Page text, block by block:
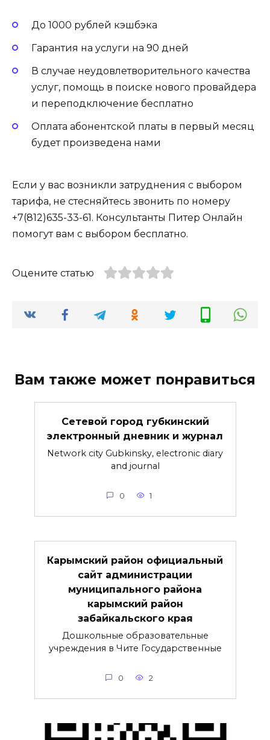
До 1000 рублей кэшбэка
Гарантия на услуги на 90 дней
В случае неудовлетворительного качества
услуг, помощь в поиске нового провайдера
и переподключение бесплатно
Оплата абонентской платы в первый месяц
будет произведена нами
Если у вас возникли затруднения с выбором
тарифа, не стесняйтесь звонить по номеру
+7(812)635-33-61. Консультанты Питер Онлайн
помогут вам с выбором бесплатно.
Оцените статью
Вам также может понравиться
Сетевой город губкинский
электронный дневник и журнал
Network city Gubkinsky, electronic diary
and journal
0 1
Карымский район официальный
сайт администрации
муниципального района
карымский район
забайкальского края
Дошкольные образовательные
учреждения в Чите Государственные
0 2